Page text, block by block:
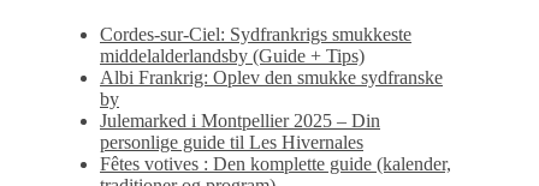
Cordes-sur-Ciel: Sydfrankrigs smukkeste
middelalderlandsby (Guide + Tips)
Albi Frankrig: Oplev den smukke sydfranske
by
Julemarked i Montpellier 2025 – Din
personlige guide til Les Hivernales
Fêtes votives : Den komplette guide (kalender,